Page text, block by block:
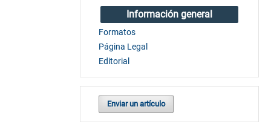
Información general
Formatos
Página Legal
Editorial
Enviar un artículo